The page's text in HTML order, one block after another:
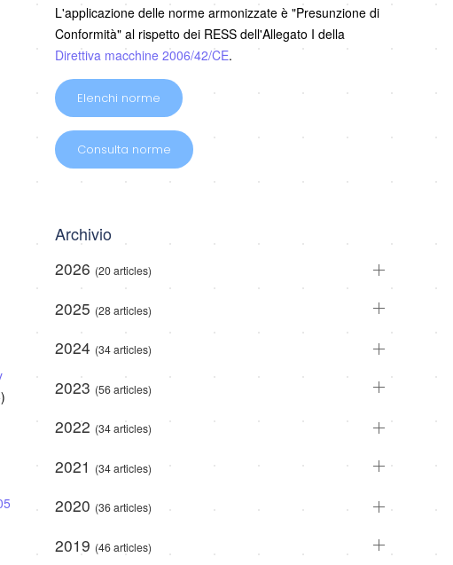
L'applicazione delle norme armonizzate è "Presunzione di
Conformità" al rispetto dei RESS dell'Allegato I della
Direttiva macchine 2006/42/CE.
Elenchi norme
Consulta norme
Archivio
2026 (20 articles)
2025 (28 articles)
2024 (34 articles)
2023 (56 articles)
2022 (34 articles)
2021 (34 articles)
2020 (36 articles)
2019 (46 articles)